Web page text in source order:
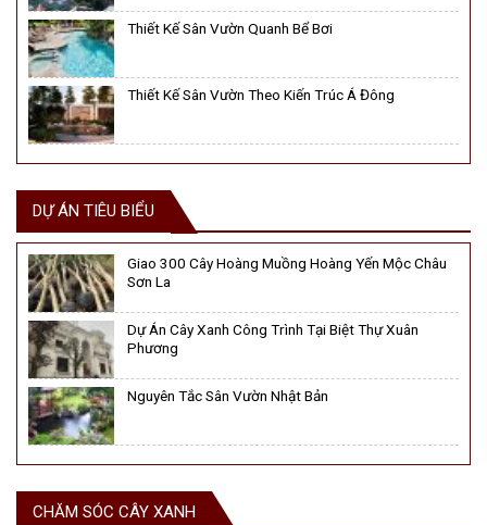
Thiết Kế Sân Vườn Quanh Bể Bơi
Thiết Kế Sân Vườn Theo Kiến Trúc Á Đông
DỰ ÁN TIÊU BIỂU
Giao 300 Cây Hoàng Muồng Hoàng Yến Mộc Châu
Sơn La
Dự Án Cây Xanh Công Trình Tại Biệt Thự Xuân
Phương
Nguyên Tắc Sân Vườn Nhật Bản
CHĂM SÓC CÂY XANH